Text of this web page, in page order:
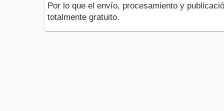
Por lo que el envío, procesamiento y
totalmente gratuito.